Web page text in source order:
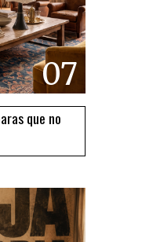
07
que no